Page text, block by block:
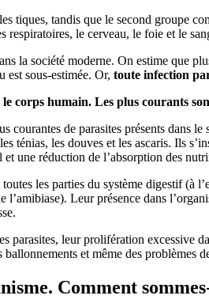
tiques, tandis que le second groupe
respiratoires, le cerveau, le foie et le
la société moderne. On estime que
est sous-estimée. Or, toute infection
corps humain. Les plus courants
courantes de parasites présents
ténias, les douves et les ascaris. Ils
une réduction de l’absorption des
les parties du système digestif (à
Leur présence dans
parasites, leur prolifération excessive
et même des problèmes
Comment